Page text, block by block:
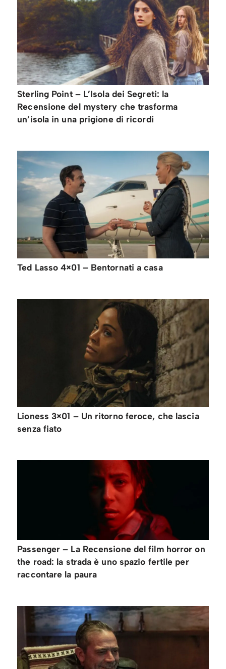
Sterling Point – L’Isola dei Segreti: la
Recensione del mystery che trasforma
un’isola in una prigione di ricordi
Ted Lasso 4×01 – Bentornati a casa
Lioness 3×01 – Un ritorno feroce, che lascia
senza fiato
Passenger – La Recensione del film horror on
the road: la strada è uno spazio fertile per
raccontare la paura